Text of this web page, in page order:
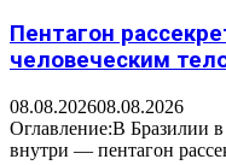
Пентагон
человеческим
08.08.202608.08.2026
Оглавление:В Бразилии
внутри — пентагон